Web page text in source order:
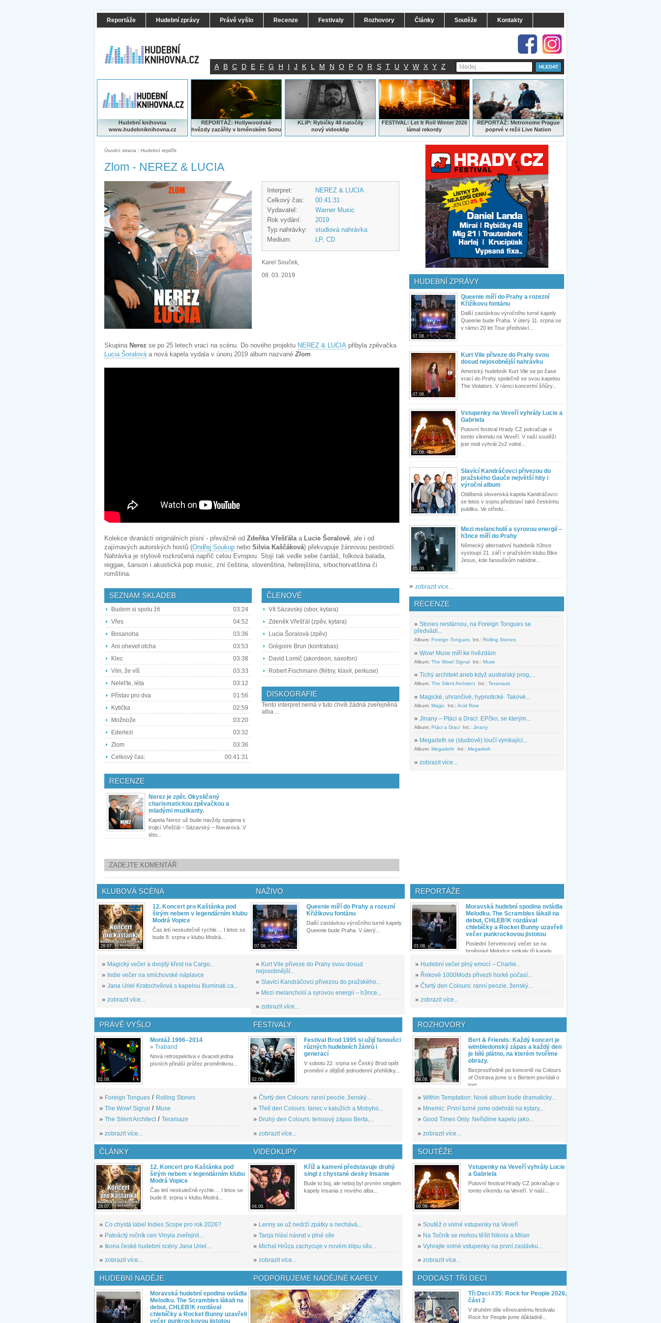
Reportáže Hudební zprávy Právě vyšlo Recenze Festivaly Rozhovory Články Soutěže Kontakty
A B C D E F G H I J K L M N O P Q R S T U V W X Y Z
Hudební knihovna
www.hudebniknihovna.cz
REPORTÁŽ: Hollywoodské
hvězdy zazářily v brněnském Sonu
KLIP: Rybičky 48 natočily
nový videoklip
FESTIVAL: Let It Roll Winter 2026
lámal rekordy
REPORTÁŽ:Metronome Prague
poprvé v režii Live Nation
Úvodní strana | Hudební rejstřík
Zlom - NEREZ & LUCIA
Interpret:
NEREZ & LUCIA
Celkový čas:
00:41:31
Vydavatel:
Warner Music
Rok vydání:
2019
Typ nahrávky:
studiová nahrávka
Medium:
LP, CD
Karel Souček,
08. 03. 2019
Skupina Nerez se po 25 letech vrací na scénu. Do nového projektu NEREZ & LUCIA přibyla zpěvačka
Lucia Šoralováa nová kapela vydala v únoru 2019 album nazvanéZlom.
Kolekce dvanácti originálních písní - převážně od Zdeňka Vřešťálaa Lucie Šoralové, ale i od
zajímavých autorských hostů (Ondřej Soukup nebo Silvia Kaščáková) překvapuje žánrovou pestrostí.
Nahrávka je stylově rozkročená napříč celou Evropou. Stojí tak vedle sebe čardáš, folková balada,
reggae, šanson i akustická pop music, zní čeština, slovenština, hebrejština, srbochorvatština či
romština.
SEZNAM SKLADEB
Budem si spolu žít
03:24
Vřes
04:52
Bosanoha
03:36
Ani ohevet otcha
03:53
Klec
03:38
Vím, že víš
03:33
Neleťte, léta
03:12
Přístav pro dva
01:56
Kytička
02:59
Možnože
03:20
Ederlezi
03:32
Zlom
03:36
Celkový čas:
00:41:31
ČLENOVÉ
Vít Sázavský (sbor, kytara)
Zdeněk Vřešťál (zpěv, kytara)
Lucia Šoralová (zpěv)
Grégoire Brun (kontrabas)
David Lomič (akordeon, saxofon)
Robert Fischmann (flétny, klavír, perkuse)
DISKOGRAFIE
Tento interpret nemá v tuto chvíli žádná zveřejněná
alba ...
RECENZE
Nerez je zpět. Okysličený
charismatickou zpěvačkou a
mladými muzikanty.
Kapela Nerez už bude navždy spojena s
trojicí Vřešťál – Sázavský – Navarová. V
této...
ZADEJTE KOMENTÁŘ
HUDEBNÍ ZPRÁVY
07.08.
Queenie míří do Prahy a rozezní
Křižíkovu fontánu
Další zastávkou výročního turné kapely
Queenie bude Praha. V úterý 11. srpna se
v rámci 20 let Tour představí...
07.08.
Kurt Vile přiveze do Prahy svou
dosud nejosobnější nahrávku
Americký hudebník Kurt Vile se po čase
vrací do Prahy společně se svou kapelou
The Violators. V rámci koncertní šňůry...
06.08.
Vstupenky na Veveří vyhrály Lucie a
Gabriela
Putovní festival Hrady CZ pokračuje o
tomto víkendu na Veveří. V naší soutěži
jste moli vyhrát 2x2 volné...
05.08.
Slavící Kandráčovci přivezou do
pražského Gauče největší hity i
výroční album
Oblíbená slovenská kapela Kandráčovci
se letos v srpnu představí také českému
publiku. Ve středu...
05.08.
Mezi melancholií a syrovou energií –
h3nce míří do Prahy
Německý alternativní hudebník h3nce
vystoupí 21. září v pražském klubu Bike
Jesus, kde fanouškům nabídne...
» zobrazit více...
RECENZE
» Stones nestárnou, na Foreign Tongues se
předvádí...
Album: Foreign Tongues Int.: Rolling Stones
» Wow! Muse míří ke hvězdám
Album: The Wow! Signal Int.: Muse
» Tichý architekt aneb když australský prog,...
Album: The Silent Architect Int.: Teramaze
» Magické, uhrančivé, hypnotické. Takové...
Album: Magic Int.: Acid Row
» Jinany – Ptáci a Draci: EPčko, se kterým...
Album: Ptáci a Draci Int.: Jinany
» Megadeth se (studiově) loučí vynikající...
Album: Megadeth Int.: Megadeth
» zobrazit více...
KLUBOVÁ SCÉNA
28.07.
12. Koncert pro Kaštánka pod
širým nebem v legendárním klubu
Modrá Vopice
Čas letí neskutečně rychle.... I letos se
bude 8. srpna v klubu Modrá...
» Magický večer a dvojitý křest na Cargo...
» Indie večer na smíchovské náplavce
» Jana Uriel Kratochvílová s kapelou Illuminati.ca...
» zobrazit více...
NAŽIVO
07.08.
Queenie míří do Prahy a rozezní
Křižíkovu fontánu
Další zastávkou výročního turné kapely
Queenie bude Praha. V úterý...
» Kurt Vile přiveze do Prahy svou dosud
nejosobnější...
» Slavící Kandráčovci přivezou do pražského...
» Mezi melancholií a syrovou energií – h3nce...
» zobrazit více...
REPORTÁŽE
03.08.
Moravská hudební spodina ovládla
Melodku. The Scrambles lákali na
debut, CHLEB!K rozdával
chlebíčky a Rocket Bunny uzavřeli
večer punkrockovou jistotou
Poslední červencový večer se na
brněnské Melodce setkaly tři kapely...
» Hudební večer plný emocí – Charlie...
» Řekové 1000Mods přivezli horké počasí...
» Čtvrtý den Colours: ranní peozie, ženský...
» zobrazit více...
PRÁVĚ VYŠLO
02.08.
Montáž 1996–2014
» Traband
Nová retrospektiva v dvaceti jedna
písních přináší průřez proměnlivou...
» Foreign Tongues / Rolling Stones
» The Wow! Signal / Muse
» The Silent Architect/ Teramaze
» zobrazit více...
FESTIVALY
02.08.
Festival Brod 1995 si užijí fanoušci
různých hudebních žánrů i
generací
V sobotu 22. srpna se Český Brod opět
promění v dějiště jednodenní přehlídky...
» Čtvrtý den Colours: ranní peozie, ženský...
» Třetí den Colours: tanec v kalužích a Mobyho...
» Druhý den Colours: tenisový zápas Berta,...
» zobrazit více...
ROZHOVORY
04.08.
Bert & Friends: Každý koncert je
wimbledonský zápas a každý den
je bílé plátno, na kterém tvoříme
obrazy.
Bezprostředně po koncertě na Colours
of Ostrava jsme si s Bertem povídali o
tom,...
» Within Temptation: Nové album bude dramaticky...
» Mnemic: První turné jsme odehráli na kytary,...
» Good Times Only: Neřídíme kapelu jako...
» zobrazit více...
ČLÁNKY
28.07.
12. Koncert pro Kaštánka pod
širým nebem v legendárním klubu
Modrá Vopice
Čas letí neskutečně rychle.... I letos se
bude 8. srpna v klubu Modrá...
» Co chystá label Indies Scope pro rok 2026?
» Patnáctý ročník cen Vinyla zveřejnil...
» Ikona české hudební scény Jana Uriel...
» zobrazit více...
VIDEOKLIPY
04.08.
Kříž a kamení představuje druhý
singl z chystané desky Insanie
Bude to boj, ale neboj byl prvním singlem
kapely Insania z nového alba...
» Lenny se už nedrží zpátky a nechává...
» Tanja hlásí návrat v plné síle
» Michal Hrůza zachycuje v novém klipu sílu...
» zobrazit více...
SOUTĚŽE
06.08.
Vstupenky na Veveří vyhrály Lucie
a Gabriela
Putovní festival Hrady CZ pokračuje o
tomto víkendu na Veveří. V naší...
» Soutěž o volné vstupenky na Veveří
» Na Točník se mohou těšit Nikola a Milan
» Vyhrajte volné vstupenky na první zastávku...
» zobrazit více...
HUDEBNÍ NADĚJE
Moravská hudební spodina ovládla
Melodku. The Scrambles lákali na
debut, CHLEB!K rozdával
chlebíčky a Rocket Bunny uzavřeli
večer punkrockovou jistotou
PODPORUJEME NADĚJNÉ KAPELY PODCAST TŘI DECI
Tři Deci #35: Rock for People 2026,
část 2
V druhém díle věnovanému festivalu
Rock for People jsme důkladně...